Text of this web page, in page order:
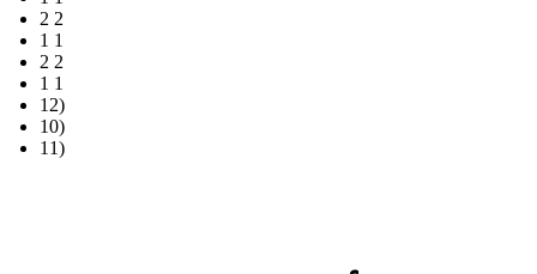
2 2
1 1
2 2
1 1
12)
10)
11)